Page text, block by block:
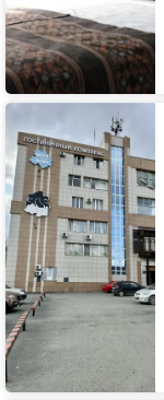
Гостиница
Мой
Уютный
Дом